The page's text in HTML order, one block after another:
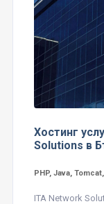
Хостинг
Solutions в
PHP, Java,
ITA Network